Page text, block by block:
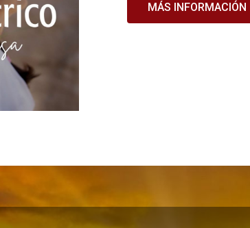
MÁS INFORMACIÓN